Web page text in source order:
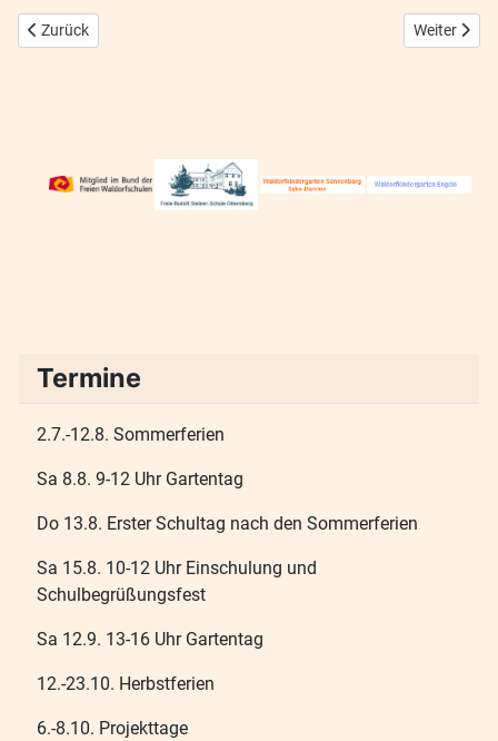
Vorheriger Beitrag: Projektwoche 2021
Zurück Nächster
Weiter
Termine
2.7.-12.8. Sommerferien
Sa 8.8. 9-12 Uhr Gartentag
Do 13.8. Erster Schultag nach den Sommerferien
Sa 15.8. 10-12 Uhr Einschulung und
Schulbegrüßungsfest
Sa 12.9. 13-16 Uhr Gartentag
12.-23.10. Herbstferien
6.-8.10. Projekttage